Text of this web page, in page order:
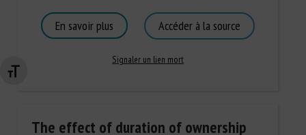
Changer la taille de la police
En savoir plus Accéder à la source
Signaler un lien mort
The effect of duration of ownership